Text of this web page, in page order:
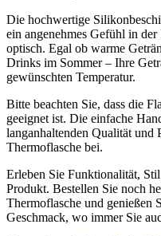
Die hochwertige
ein angenehmes Gefühl in
optisch. Egal ob warme
Drinks im Sommer – Ihre
gewünschten Temperatur.
Bitte beachten Sie, dass die
geeignet ist. Die einfache
langanhaltenden Qualität und
Thermoflasche bei.
Erleben Sie Funktionalität,
Produkt. Bestellen Sie noch
Thermoflasche und genießen
Geschmack, wo immer Sie